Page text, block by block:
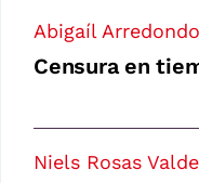
Abigaíl Arredondo
Censura en
Niels Rosas